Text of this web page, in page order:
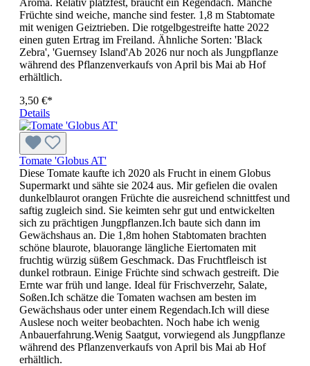
Aroma. Relativ platzfest, braucht ein Regendach. Manche
Früchte sind weiche, manche sind fester. 1,8 m Stab­­tomate
mit wenigen Geiztrieben. Die rotgelbgestreifte hatte 2022
einen guten Ertrag im Freiland. Ähnliche Sorten: 'Black
Zebra', 'Guernsey Island'Ab 2026 nur noch als Jungpflanze
während des Pflanzenverkaufs von April bis Mai ab Hof
erhältlich.
3,50 €*
Details
Tomate 'Globus AT'
Diese Tomate kaufte ich 2020 als Frucht in einem Globus
Supermarkt und sähte sie 2024 aus. Mir gefielen die ovalen
dunkelblaurot orangen Früchte die ausreichend schnittfest und
saftig zugleich sind. Sie keimten sehr gut und entwickelten
sich zu prächtigen Jungpflanzen.Ich baute sich dann im
Gewächshaus an. Die 1,8m hohen Stabtomaten brachten
schöne blaurote, blauorange längliche Eiertomaten mit
fruchtig würzig süßem Geschmack. Das Fruchtfleisch ist
dunkel rotbraun. Einige Früchte sind schwach gestreift. Die
Ernte war früh und lange. Ideal für Frischverzehr, Salate,
Soßen.Ich schätze die Tomaten wachsen am besten im
Gewächshaus oder unter einem Regendach.Ich will diese
Auslese noch weiter beobachten. Noch habe ich wenig
Anbauerfahrung.Wenig Saatgut, vorwiegend als Jungpflanze
während des Pflanzenverkaufs von April bis Mai ab Hof
erhältlich.